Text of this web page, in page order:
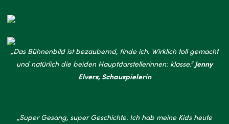
„Das Bühnenbild ist bezaubernd, finde ich. Wirklich toll gemacht
und natürlich die beiden Hauptdarstellerinnen: klasse.“Jenny
Elvers, Schauspielerin
„Super Gesang, super Geschichte. Ich hab meine Kids heute